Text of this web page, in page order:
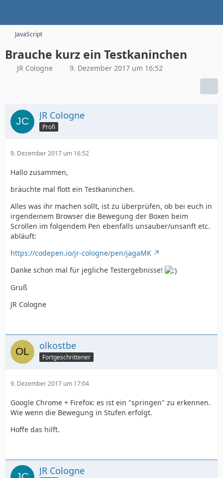
JavaScript
Brauche kurz ein Testkaninchen
JR Cologne 9. Dezember 2017 um 16:52
JR Cologne
Profi
9. Dezember 2017 um 16:52
Hallo zusammen,
bräuchte mal flott ein Testkaninchen.
Alles was ihr machen sollt, ist zu überprüfen, ob bei euch in
irgendeinem Browser die Bewegung der Boxen beim
Scrollen im folgendem Pen ebenfalls unsauber/unsanft etc.
abläuft:
https://codepen.io/jr-cologne/pen/jagaMK
Danke schon mal für jegliche Testergebnisse!
Gruß
JR Cologne
olkostbe
Fortgeschrittener
9. Dezember 2017 um 17:04
Google Chrome + Firefox: es ist ein "springen" zu erkennen.
Wie wenn die Bewegung in Stufen erfolgt.
Hoffe das hilft.
JR Cologne